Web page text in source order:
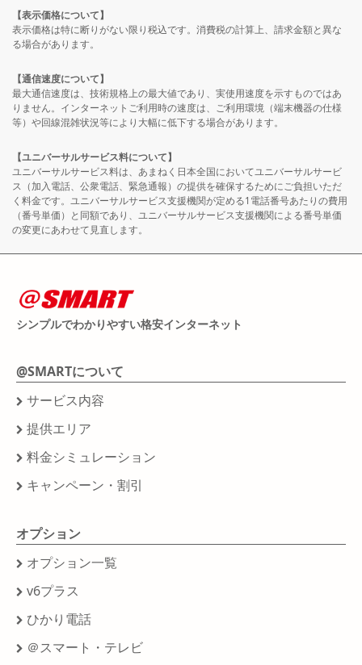
【表示価格について】
表示価格は特に断りがない限り税込です。消費税の計算上、請求金額と異な
る場合があります。
【通信速度について】
最大通信速度は、技術規格上の最大値であり、実使用速度を示すものではあ
りません。インターネットご利用時の速度は、ご利用環境（端末機器の仕様
等）や回線混雑状況等により大幅に低下する場合があります。
【ユニバーサルサービス料について】
ユニバーサルサービス料は、あまねく日本全国においてユニバーサルサービ
ス（加入電話、公衆電話、緊急通報）の提供を確保するためにご負担いただ
く料金です。ユニバーサルサービス支援機関が定める1電話番号あたりの費用
（番号単価）と同額であり、ユニバーサルサービス支援機関による番号単価
の変更にあわせて見直します。
シンプルでわかりやすい格安インターネット
@SMARTについて
サービス内容
提供エリア
料金シミュレーション
キャンペーン・割引
オプション
オプション一覧
v6プラス
ひかり電話
＠スマート・テレビ